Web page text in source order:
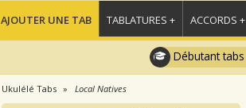
AJOUTER UNE TAB TABLATURES + ACCORDS +
Débutant tabs
Ukulélé Tabs Local Natives